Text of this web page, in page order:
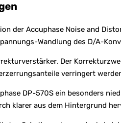
der Accuphase Noise and
Wandlung des D/A-
Der
verringert
DP-570S ein besonders
klarer aus dem Hintergrund